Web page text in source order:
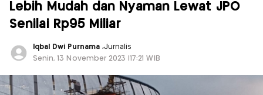
Lebih Mudah dan Nyaman Lewat JPO
Senilai Rp95 Miliar
Iqbal Dwi Purnama ,Jurnalis
Senin, 13 November 2023 |17:21 WIB